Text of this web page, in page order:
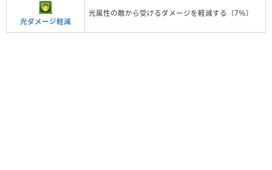
光ダメージ軽減
光属性の敵から受けるダメージを軽減する（7％）